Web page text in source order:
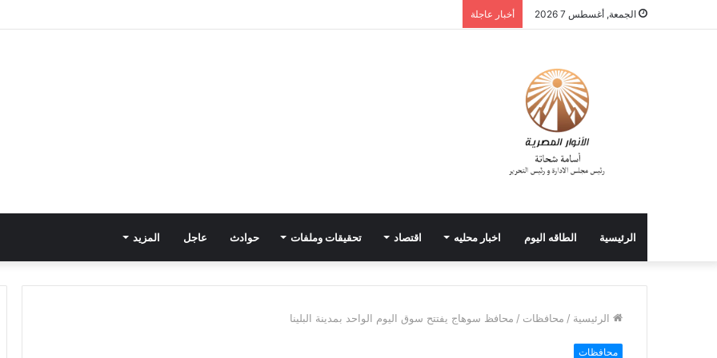
الجمعة, أغسطس 7 2026 أخبار عاجلة
الرئيسية الطاقه اليوم اخبار محليه اقتصاد تحقيقات وملفات حوادث عاجل المزيد
الرئيسية / محافظات / محافظ سوهاج يفتتح سوق اليوم الواحد بمدينة البلينا
محافظات